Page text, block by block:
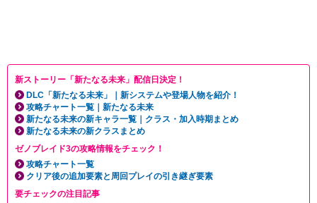
新ストーリー「新たなる未来」配信日決定！
DLC「新たなる未来」｜新システムや登場人物を紹介！
攻略チャート一覧｜新たなる未来
新たなる未来の新キャラ一覧｜クラス・加入時期まとめ
新たなる未来の新クラスまとめ
ゼノブレイド3の攻略情報をチェック！
攻略チャート一覧
クリア後の追加要素と周回プレイの引き継ぎ要素
要チェックの注目記事